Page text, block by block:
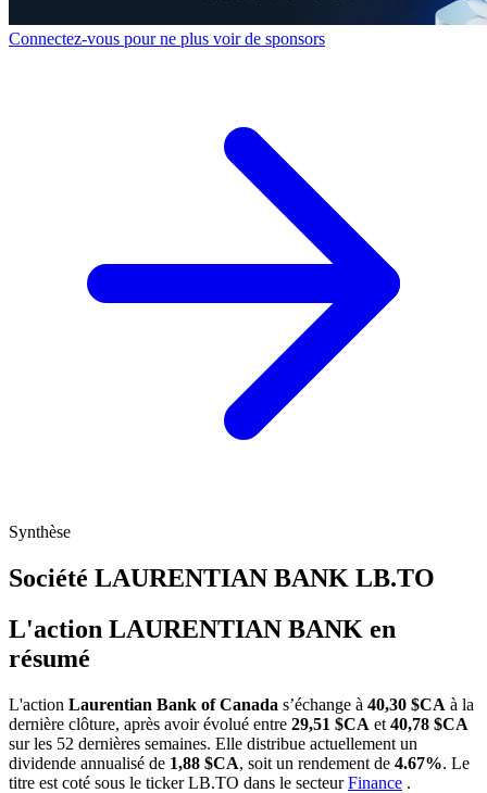
Connectez-vous pour ne plus voir de sponsors
Synthèse
Société LAURENTIAN BANK LB.TO
L'action LAURENTIAN BANK en
résumé
L'action Laurentian Bank of Canada s’échange à 40,30 $CA à la
dernière clôture, après avoir évolué entre 29,51 $CA et 40,78 $CA
sur les 52 dernières semaines. Elle distribue actuellement un
dividende annualisé de 1,88 $CA, soit un rendement de 4.67%. Le
titre est coté sous le tickerLB.TO dans le secteurFinance .